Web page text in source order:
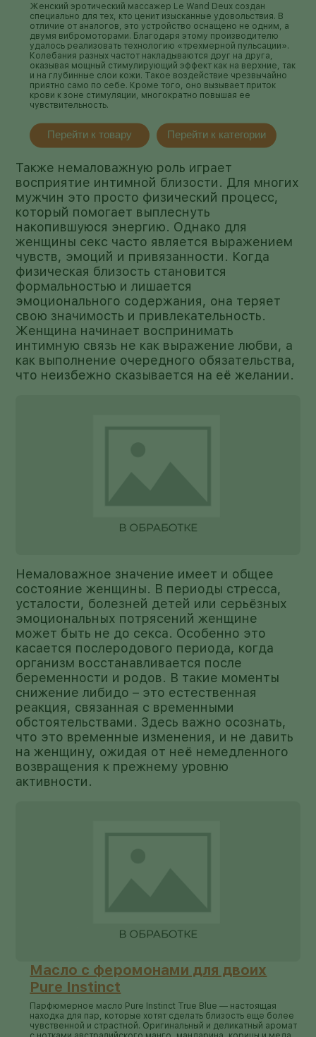
Женский эротический массажер Le Wand Deux создан
специально для тех, кто ценит изысканные удовольствия. В
отличие от аналогов, это устройство оснащено не одним, а
двумя вибромоторами. Благодаря этому производителю
удалось реализовать технологию «трехмерной пульсации».
Колебания разных частот накладываются друг на друга,
оказывая мощный стимулирующий эффект как на верхние, так
и на глубинные слои кожи. Такое воздействие чрезвычайно
приятно само по себе. Кроме того, оно вызывает приток
крови к зоне стимуляции, многократно повышая ее
чувствительность.
Перейти к товару Перейти к категории
Также немаловажную роль играет
восприятие интимной близости. Для многих
мужчин это просто физический процесс,
который помогает выплеснуть
накопившуюся энергию. Однако для
женщины секс часто является выражением
чувств, эмоций и привязанности. Когда
физическая близость становится
формальностью и лишается
эмоционального содержания, она теряет
свою значимость и привлекательность.
Женщина начинает воспринимать
интимную связь не как выражение любви, а
как выполнение очередного обязательства,
что неизбежно сказывается на её желании.
Немаловажное значение имеет и общее
состояние женщины. В периоды стресса,
усталости, болезней детей или серьёзных
эмоциональных потрясений женщине
может быть не до секса. Особенно это
касается послеродового периода, когда
организм восстанавливается после
беременности и родов. В такие моменты
снижение либидо – это естественная
реакция, связанная с временными
обстоятельствами. Здесь важно осознать,
что это временные изменения, и не давить
на женщину, ожидая от неё немедленного
возвращения к прежнему уровню
активности.
Масло с феромонами для двоих
Pure Instinct
Парфюмерное масло Pure Instinct True Blue — настоящая
находка для пар, которые хотят сделать близость еще более
чувственной и страстной. Оригинальный и деликатный аромат